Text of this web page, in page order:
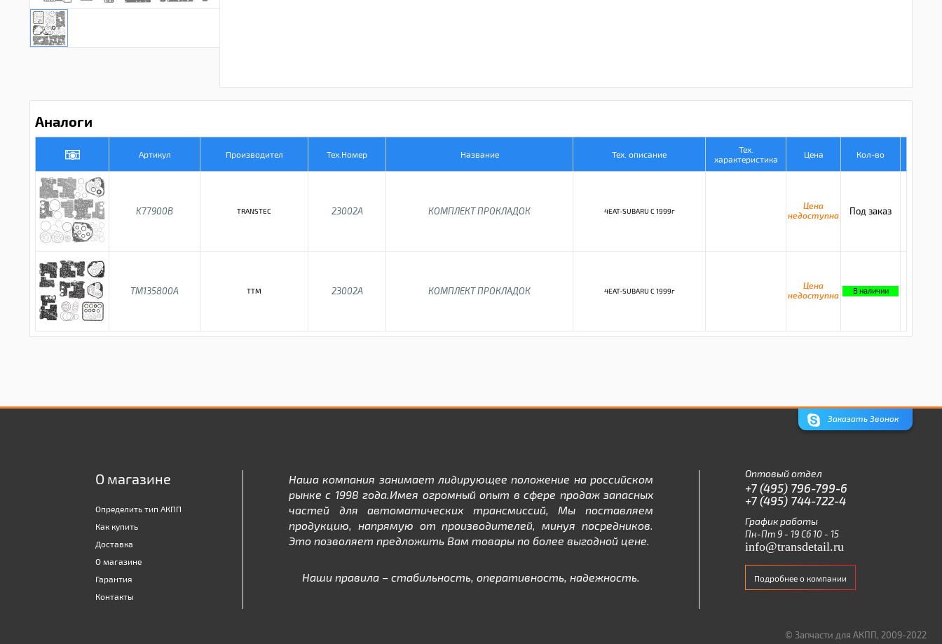
Аналоги
Артикул Производител Тех.Номер Название Тех. описание
Тех.
характеристика
Цена Кол-во
K77900B TRANSTEC 23002A КОМПЛЕКТ ПРОКЛАДОК 4EAT-SUBARU C 1999г
Цена
недоступна
Под заказ
TM135800A TTM 23002A КОМПЛЕКТ ПРОКЛАДОК 4EAT-SUBARU C 1999г
Цена
недоступна
В наличии
Заказать Звонок
О магазине
Определить тип АКПП
Как купить
Доставка
О магазине
Гарантия
Контакты
Наша компания занимает лидирующее положение на российском
рынке с 1998 года.Имея огромный опыт в сфере продаж запасных
частей для автоматических трансмиссий, Мы поставляем
продукцию, напрямую от производителей, минуя посредников.
Это позволяет предложить Вам товары по более выгодной цене.
Наши правила – стабильность, оперативность, надежность.
Оптовый отдел
+7 (495) 796-799-6
+7 (495) 744-722-4
График работы
Пн-Пт 9 - 19 Сб 10 - 15
info@transdetail.ru
Подробнее о компании
© Запчасти для АКПП, 2009-2022